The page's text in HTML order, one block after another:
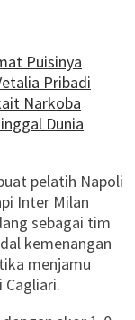
Puisinya
Pribadi
Narkoba
Dunia
pelatih Napoli
Inter Milan
sebagai tim
kemenangan
menjamu
Cagliari.